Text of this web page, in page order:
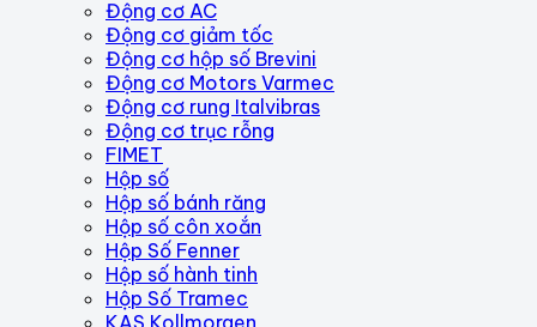
Động cơ AC
Động cơ giảm tốc
Động cơ hộp số Brevini
Động cơ Motors Varmec
Động cơ rung Italvibras
Động cơ trục rỗng
FIMET
Hộp số
Hộp số bánh răng
Hộp số côn xoắn
Hộp Số Fenner
Hộp số hành tinh
Hộp Số Tramec
KAS Kollmorgen